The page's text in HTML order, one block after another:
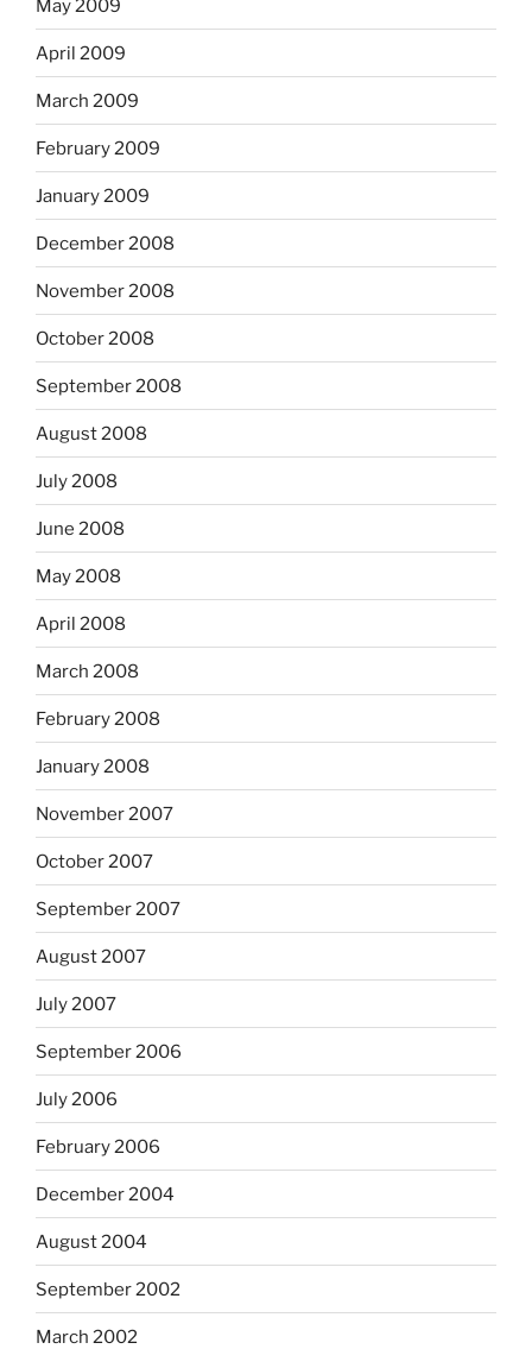
May 2009
April 2009
March 2009
February 2009
January 2009
December 2008
November 2008
October 2008
September 2008
August 2008
July 2008
June 2008
May 2008
April 2008
March 2008
February 2008
January 2008
November 2007
October 2007
September 2007
August 2007
July 2007
September 2006
July 2006
February 2006
December 2004
August 2004
September 2002
March 2002